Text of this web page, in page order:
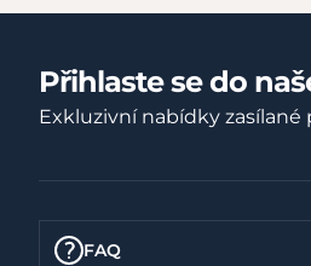
Přihlaste se do
Exkluzivní nabídky zasílané
FAQ